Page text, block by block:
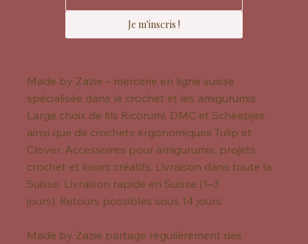
Je m'inscris !
Made by Zazie – mercerie en ligne suisse
spécialisée dans le crochet et les amigurumis.
Large choix de fils Ricorumi, DMC et Scheepjes,
ainsi que de crochets ergonomiques Tulip et
Clover. Accessoires pour amigurumis, projets
crochet et loisirs créatifs. Livraison dans toute la
Suisse. Livraison rapide en Suisse (1–3
jours). Retours possibles sous 14 jours.
Made by Zazie partage régulièrement des